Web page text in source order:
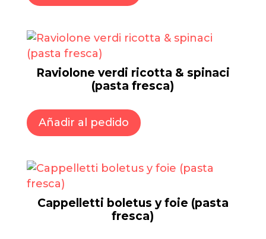
Raviolone verdi ricotta & spinaci
(pasta fresca)
Añadir al pedido
Cappelletti boletus y foie (pasta
fresca)